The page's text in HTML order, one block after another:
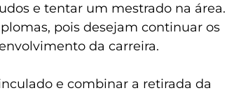
e tentar um mestrado na área.
pois desejam continuar os
da carreira.
e combinar a retirada da